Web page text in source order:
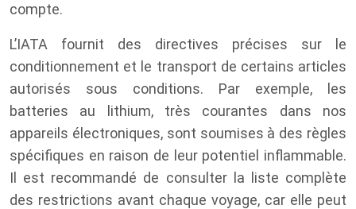
compte.
L’IATA fournit des directives précises sur le
conditionnement et le transport de certains articles
autorisés sous conditions. Par exemple, les
batteries au lithium, très courantes dans nos
appareils électroniques, sont soumises à des règles
spécifiques en raison de leur potentiel inflammable.
Il est recommandé de consulter la liste complète
des restrictions avant chaque voyage, car elle peut